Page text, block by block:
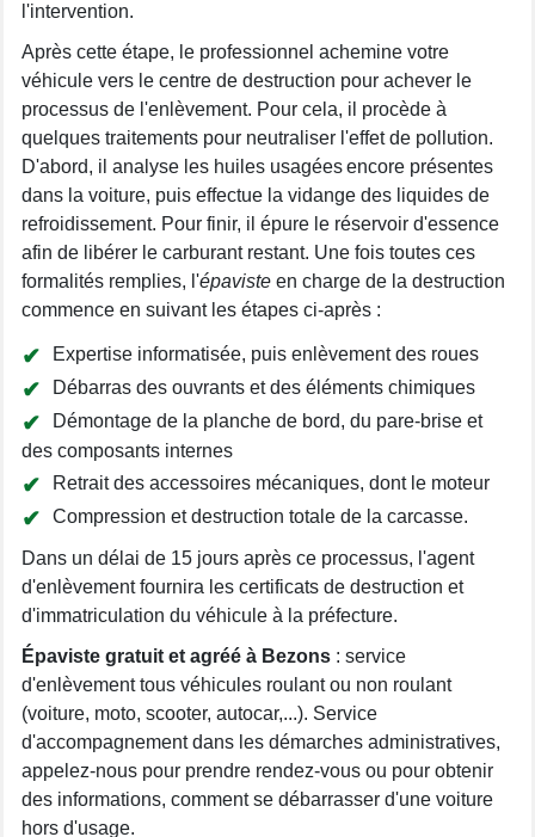
l'intervention.
Après cette étape, le professionnel achemine votre
véhicule vers le centre de destruction pour achever le
processus de l'enlèvement. Pour cela, il procède à
quelques traitements pour neutraliser l'effet de pollution.
D'abord, il analyse les huiles usagées encore présentes
dans la voiture, puis effectue la vidange des liquides de
refroidissement. Pour finir, il épure le réservoir d'essence
afin de libérer le carburant restant. Une fois toutes ces
formalités remplies, l'épaviste en charge de la destruction
commence en suivant les étapes ci-après :
Expertise informatisée, puis enlèvement des roues
Débarras des ouvrants et des éléments chimiques
Démontage de la planche de bord, du pare-brise et
des composants internes
Retrait des accessoires mécaniques, dont le moteur
Compression et destruction totale de la carcasse.
Dans un délai de 15 jours après ce processus, l'agent
d'enlèvement fournira les certificats de destruction et
d'immatriculation du véhicule à la préfecture.
Épaviste gratuit et agréé à Bezons : service
d'enlèvement tous véhicules roulant ou non roulant
(voiture, moto, scooter, autocar,...). Service
d'accompagnement dans les démarches administratives,
appelez-nous pour prendre rendez-vous ou pour obtenir
des informations, comment se débarrasser d'une voiture
hors d'usage.